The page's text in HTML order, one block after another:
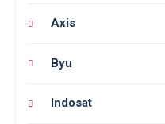
Axis
Byu
Indosat